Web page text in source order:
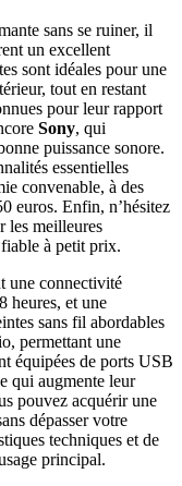
sans se ruiner, il
un excellent
sont idéales pour une
tout en restant
pour leur rapport
Sony, qui
puissance sonore.
essentielles
convenable, à des
euros. Enfin, n’hésitez
les meilleures
à petit prix.
une connectivité
heures, et une
sans fil abordables
permettant une
équipées de ports USB
qui augmente leur
pouvez acquérir une
dépasser votre
techniques et de
principal.